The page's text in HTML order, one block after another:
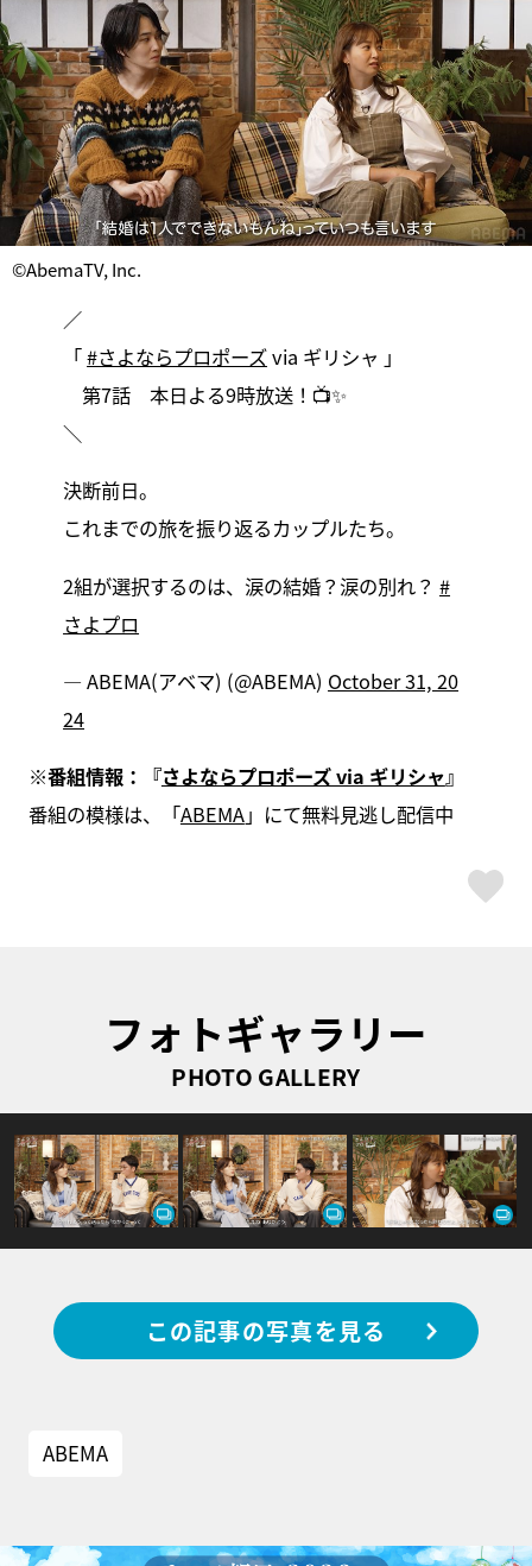
©AbemaTV, Inc.
／
「#さよならプロポーズvia ギリシャ 」
第7話 本日よる9時放送！📺✨
＼
決断前日。
これまでの旅を振り返るカップルたち。
2組が選択するのは、涙の結婚？涙の別れ？#
さよプロ
— ABEMA(アベマ) (@ABEMA) October 31, 20
24
※番組情報：『さよならプロポーズ via ギリシャ』
番組の模様は、「ABEMA」にて無料見逃し配信中
フォトギャラリー
PHOTO GALLERY
この記事の写真を見る
ABEMA